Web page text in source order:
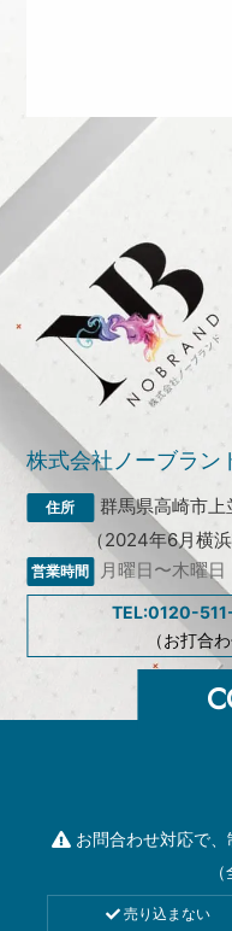
株式会社ノーブラン
群馬県高崎市
（2024年6月横
月曜日〜木曜
TEL:0120-
（お打合
お問合わせ対応で
売り込まない